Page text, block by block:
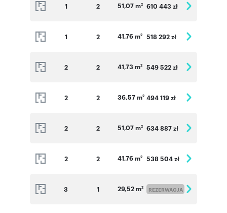
1 2 51,07 m2 610 443 zł
1 2 41,76 m2 518 292 zł
2 2 41,73 m2 549 522 zł
2 2 36,57 m2 494 119 zł
2 2 51,07 m2 634 887 zł
2 2 41,76 m2 538 504 zł
3 1 29,52 m2 REZERWACJA